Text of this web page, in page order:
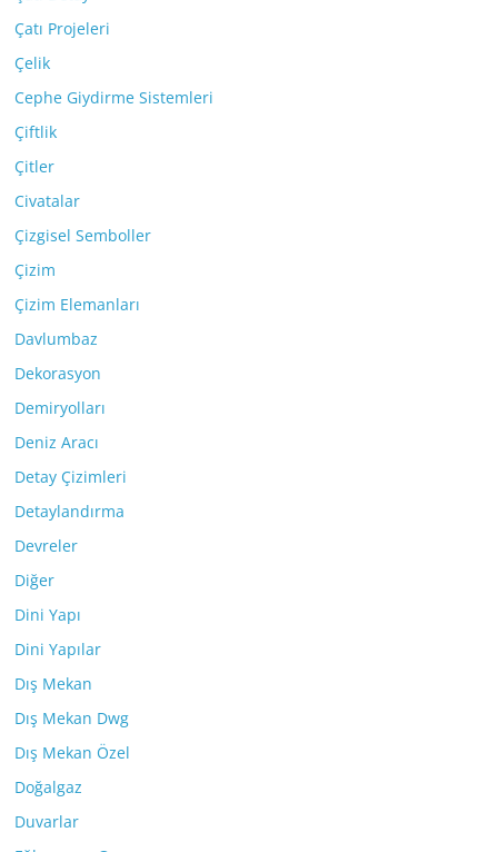
Çatı Projeleri
Çelik
Cephe Giydirme Sistemleri
Çiftlik
Çitler
Civatalar
Çizgisel Semboller
Çizim
Çizim Elemanları
Davlumbaz
Dekorasyon
Demiryolları
Deniz Aracı
Detay Çizimleri
Detaylandırma
Devreler
Diğer
Dini Yapı
Dini Yapılar
Dış Mekan
Dış Mekan Dwg
Dış Mekan Özel
Doğalgaz
Duvarlar